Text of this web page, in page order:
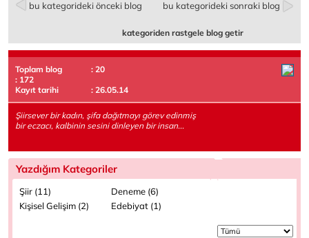
bu kategorideki önceki blog bu kategorideki sonraki blog
kategoriden rastgele blog getir
Toplam blog
: 20
: 172
Kayıt tarihi
: 26.05.14
Şiirsever bir kadın, şifa dağıtmayı görev edinmiş
bir eczacı, kalbinin sesini dinleyen bir insan...
Yazdığım Kategoriler
Şiir (11)
Deneme (6)
Kişisel Gelişim (2)
Edebiyat (1)